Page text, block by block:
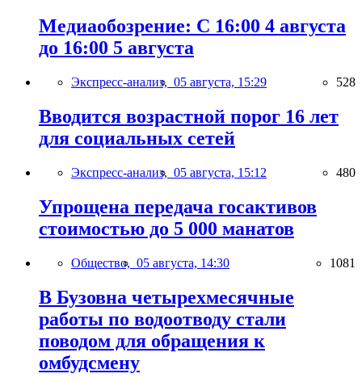
Медиаобозрение: С 16:00 4 августа
до 16:00 5 августа
Экспресс-анализ, 05 августа, 15:29 528
Вводится возрастной порог 16 лет
для социальных сетей
Экспресс-анализ, 05 августа, 15:12 480
Упрощена передача госактивов
стоимостью до 5 000 манатов
Общество, 05 августа, 14:30 1081
В Бузовна четырехмесячные
работы по водоотводу стали
поводом для обращения к
омбудсмену